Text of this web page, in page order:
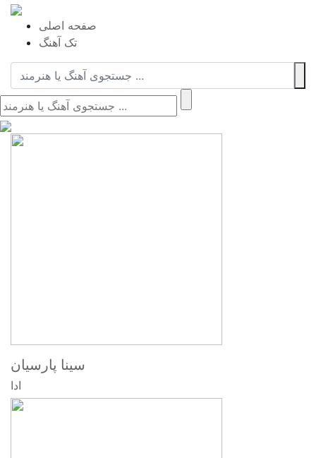
صفحه اصلی
تک آهنگ
سینا پارسیان
ادا